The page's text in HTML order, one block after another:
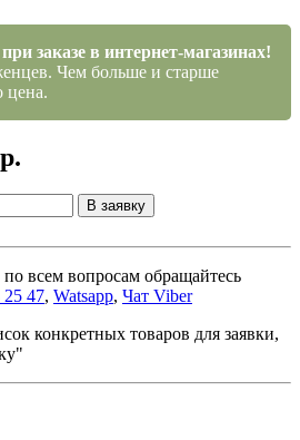
заказе в интернет-магазинах!
Чем больше и старше
цена.
В заявку
всем вопросам обращайтесь
25 47, Watsapp, Чат Viber
конкретных товаров для заявки,